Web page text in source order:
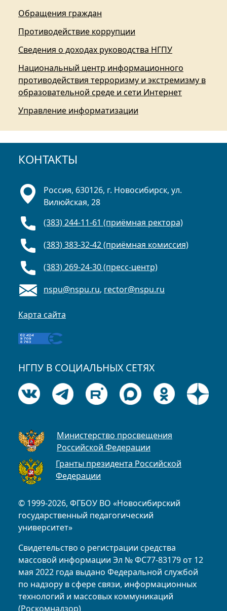
Обращения граждан
Противодействие коррупции
Сведения о доходах руководства НГПУ
Национальный центр информационного
противодействия терроризму и экстремизму в
образовательной среде и сети Интернет
Управление информатизации
КОНТАКТЫ
© 1999-2026, ФГБОУ ВО «Новосибирский
государственный педагогический
университет»
Свидетельство о регистрации средства
массовой информации Эл № ФС77-83179 от 12
мая 2022 года выдано Федеральной службой
по надзору в сфере связи, информационных
технологий и массовых коммуникаций
(Роскомнадзор)
Россия, 630126, г. Новосибирск, ул.
Вилюйская, 28
(383) 244-11-61 (приёмная ректора)
(383) 383-32-42 (приёмная комиссия)
(383) 269-24-30 (пресс-центр)
nspu@nspu.ru, rector@nspu.ru
Карта сайта
НГПУ В СОЦИАЛЬНЫХ СЕТЯХ
Министерство просвещения
Российской Федерации
Гранты президента Российской
Федерации